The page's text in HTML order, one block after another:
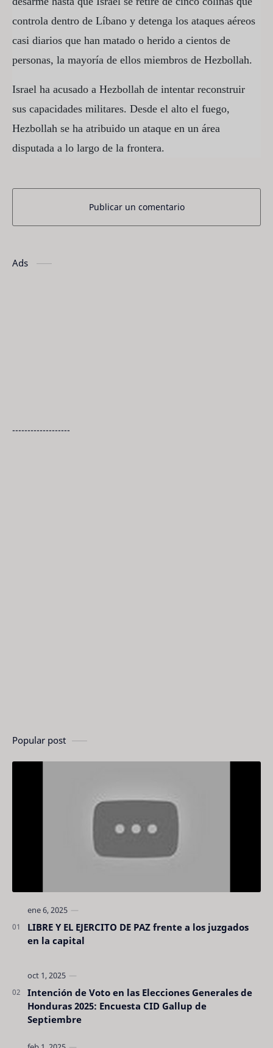
controla dentro de Líbano y detenga los ataques aéreos
casi diarios que han matado o herido a cientos de
personas, la mayoría de ellos miembros de Hezbollah.
Israel ha acusado a Hezbollah de intentar reconstruir
sus capacidades militares. Desde el alto el fuego,
Hezbollah se ha atribuido un ataque en un área
disputada a lo largo de la frontera.
Publicar un comentario
Ads
-------------------
Popular post
LIBRE Y EL EJERCITO DE PAZ frente a los juzgados
en la capital
Intención de Voto en las Elecciones Generales de
Honduras 2025: Encuesta CID Gallup de
Septiembre